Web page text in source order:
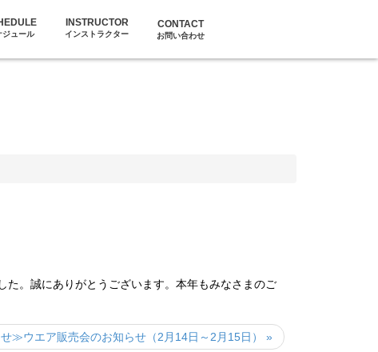
ジュール
INSTRUCTOR
インストラクター
CONTACT
お問い合わせ
。誠にありがとうございます。本年もみなさまのご
≫ウエア販売会のお知らせ（2月14日～2月15日） »